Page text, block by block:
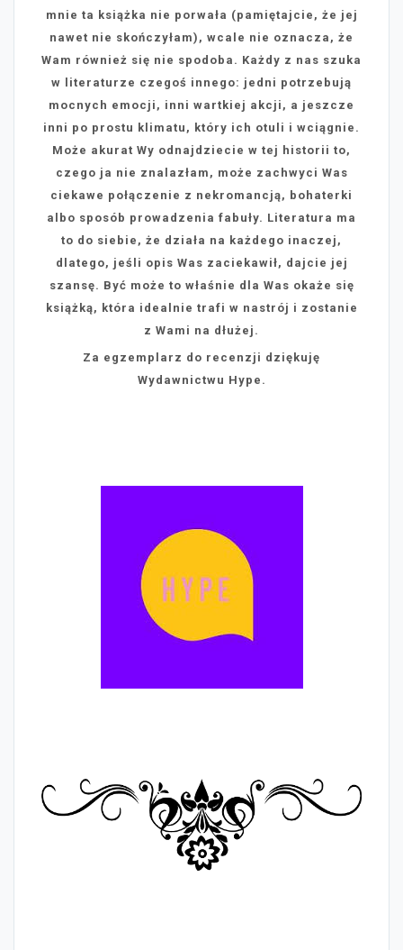
mnie ta książka nie porwała (pamiętajcie, że jej
nawet nie skończyłam), wcale nie oznacza, że
Wam również się nie spodoba. Każdy z nas szuka
w literaturze czegoś innego: jedni potrzebują
mocnych emocji, inni wartkiej akcji, a jeszcze
inni po prostu klimatu, który ich otuli i wciągnie.
Może akurat Wy odnajdziecie w tej historii to,
czego ja nie znalazłam, może zachwyci Was
ciekawe połączenie z nekromancją, bohaterki
albo sposób prowadzenia fabuły. Literatura ma
to do siebie, że działa na każdego inaczej,
dlatego, jeśli opis Was zaciekawił, dajcie jej
szansę. Być może to właśnie dla Was okaże się
książką, która idealnie trafi w nastrój i zostanie
z Wami na dłużej.
Za egzemplarz do recenzji dziękuję
Wydawnictwu Hype.